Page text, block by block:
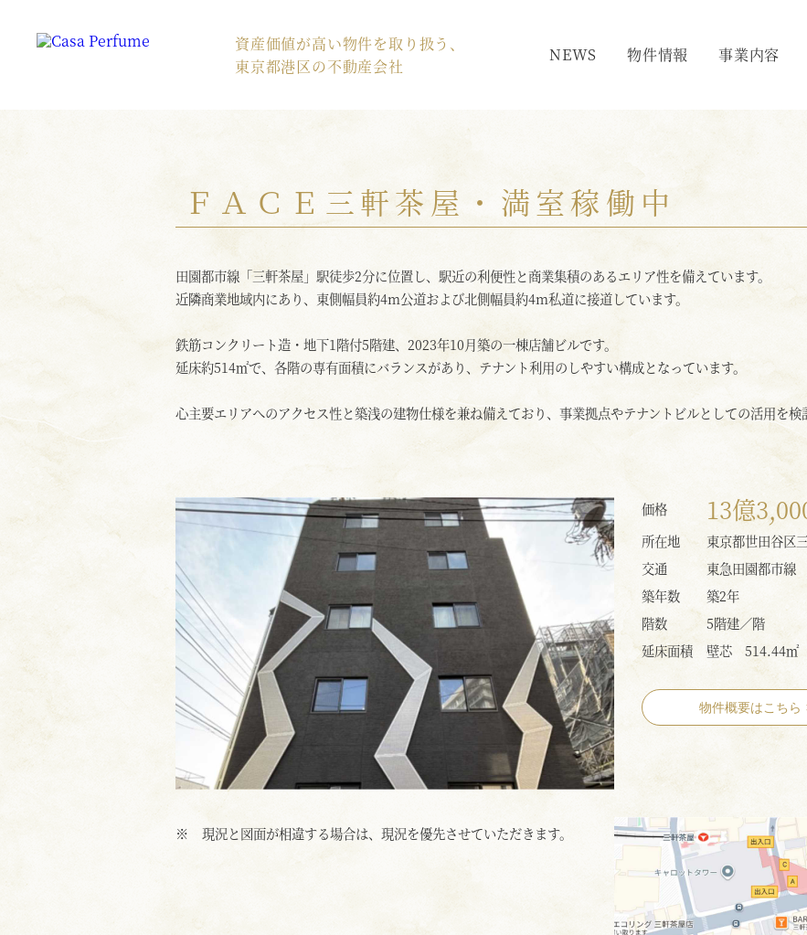
資産価値が高い物件を取り扱う、
東京都港区の不動産会社
NEWS 物件情報 事業内容
ＦＡＣＥ三軒茶屋・満室稼働中
田園都市線「三軒茶屋」駅徒歩2分に位置し、駅近の利便性と商業集積のあるエリア性を備えています。
近隣商業地域内にあり、東側幅員約4m公道および北側幅員約4m私道に接道しています。
鉄筋コンクリート造・地下1階付5階建、2023年10月築の一棟店舗ビルです。
延床約514㎡で、各階の専有面積にバランスがあり、テナント利用のしやすい構成となっています。
心主要エリアへのアクセス性と築浅の建物仕様を兼ね備えており、事業拠点やテナントビルとしての活用を検
価格 13億
所在地
東京都世田谷区
交通
東急田園都市
築年数
築2年
階数
5階建／階
延床面積
壁芯 514.44㎡
物件概要はこちら
※ 現況と図面が相違する場合は、現況を優先させていただきます。